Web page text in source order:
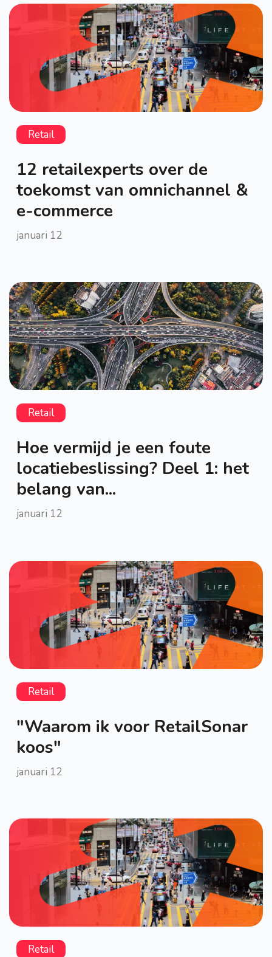
Retail
12 retailexperts over de
toekomst van omnichannel &
e-commerce
januari 12
Retail
Hoe vermijd je een foute
locatiebeslissing? Deel 1: het
belang van...
januari 12
Retail
"Waarom ik voor RetailSonar
koos"
januari 12
Retail